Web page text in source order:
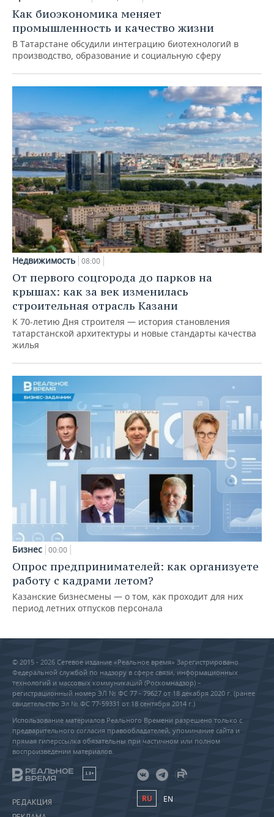
Как биоэкономика меняет
промышленность и качество жизни
В Татарстане обсудили интеграцию биотехнологий в
производство, образование и социальную сферу
Недвижимость 08:00
От первого соцгорода до парков на
крышах: как за век изменилась
строительная отрасль Казани
К 70-летию Дня строителя — история становления
татарстанской архитектуры и новые стандарты качества
жилья
Бизнес 00:00
Опрос предпринимателей: как организуете
работу с кадрами летом?
Казанские бизнесмены — о том, как проходит для них
период летних отпусков персонала
© 2015 - 2026 Сетевое издание «Реальное время» Зарегистрировано
Федеральной службой по надзору в сфере связи, информационных
технологий и массовых коммуникаций (Роскомнадзор) –
регистрационный номер ЭЛ № ФС 77 - 79627 от 18 декабря 2020 г. (ранее
свидетельство Эл № ФС 77-59331 от 18 сентября 2014 г.)
Использование материалов Реального Времени разрешено только с
предварительного согласия правообладателей, упоминание сайта и
прямая гиперссылка обязательны при частичном или полном
воспроизведении материалов.
18+
РЕДАКЦИЯ
RU EN